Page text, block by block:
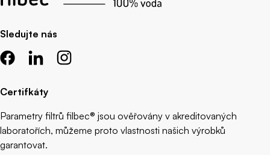
Sledujte nás
Certifkáty
Parametry filtrů filbec® jsou ověřovány v akreditovaných
laboratořích, můžeme proto vlastnosti našich výrobků
garantovat.